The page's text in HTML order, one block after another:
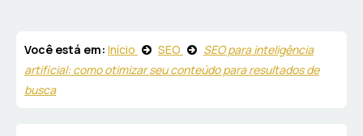
Você está em: Início SEO
SEO para inteligência
artificial: como otimizar seu conteúdo para resultados de
busca